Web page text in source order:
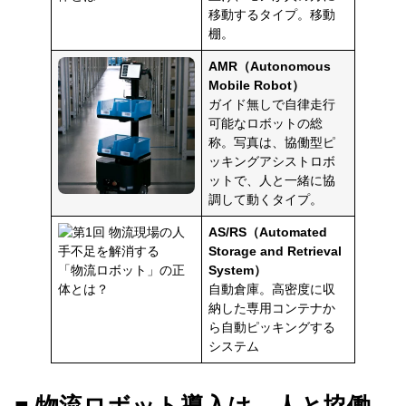
移動するタイプ。移動
棚。
AMR（Autonomous
Mobile Robot）
ガイド無しで自律走行
可能なロボットの総
称。写真は、協働型ピ
ッキングアシストロボ
ットで、人と一緒に協
調して動くタイプ。
AS/RS（Automated
Storage and Retrieval
System）
自動倉庫。高密度に収
納した専用コンテナか
ら自動ピッキングする
システム